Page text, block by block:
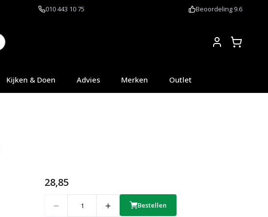
010 443 10 75 Beoordeling 9.6
Kijken & Doen Advies Merken Outlet
28,85
Bestellen